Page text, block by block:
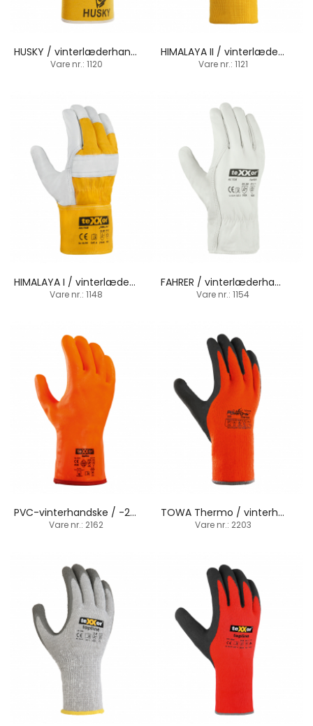
HUSKY / vinterlæderhandske / manchetbund
Vare nr.: 1120
HIMALAYA II / vinterlæderhandske / strikbund
Vare nr.: 1121
HIMALAYA I / vinterlæderhandske / manchetbund
Vare nr.: 1148
FAHRER / vinterlæderhandske / bomul-molton for
Vare nr.: 1154
PVC-vinterhandske / -20ºC / manchetbund
Vare nr.: 2162
TOWA Thermo / vinterhandske / strikbund
Vare nr.: 2203